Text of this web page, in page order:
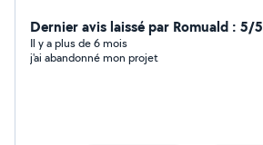
exterieur et carroserie peinture sur meuble mais aussi
placo et ravalement de façade
Dernier avis laissé par Romuald : 5/5
Il y a plus de 6 mois
j'ai abandonné mon projet